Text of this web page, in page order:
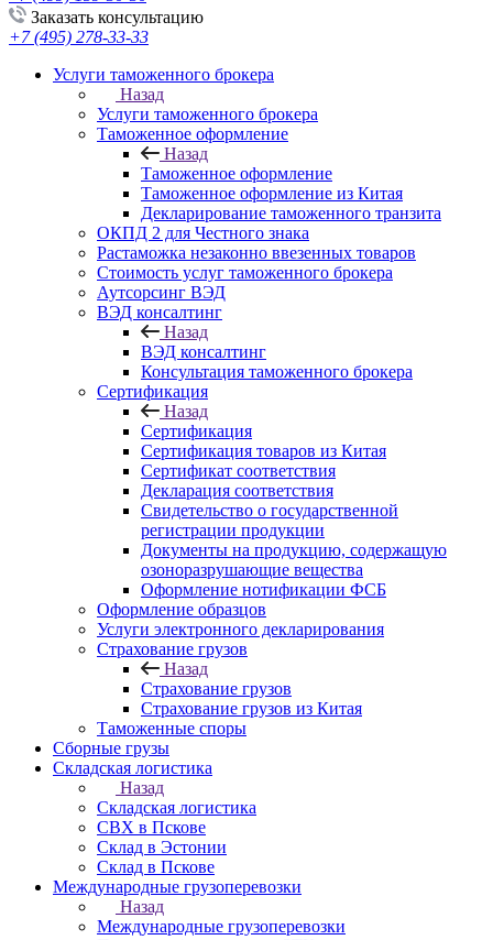
Заказать консультацию
+7 (495) 278-33-33
Услуги таможенного брокера
Назад
Услуги таможенного брокера
Таможенное оформление
Назад
Таможенное оформление
Таможенное оформление из Китая
Декларирование таможенного транзита
ОКПД 2 для Честного знака
Растаможка незаконно ввезенных товаров
Стоимость услуг таможенного брокера
Аутсорсинг ВЭД
ВЭД консалтинг
Назад
ВЭД консалтинг
Консультация таможенного брокера
Сертификация
Назад
Сертификация
Сертификация товаров из Китая
Сертификат соответствия
Декларация соответствия
Свидетельство о государственной
регистрации продукции
Документы на продукцию, содержащую
озоноразрушающие вещества
Оформление нотификации ФСБ
Оформление образцов
Услуги электронного декларирования
Страхование грузов
Назад
Страхование грузов
Страхование грузов из Китая
Таможенные споры
Сборные грузы
Складская логистика
Назад
Складская логистика
СВХ в Пскове
Склад в Эстонии
Склад в Пскове
Международные грузоперевозки
Назад
Международные грузоперевозки